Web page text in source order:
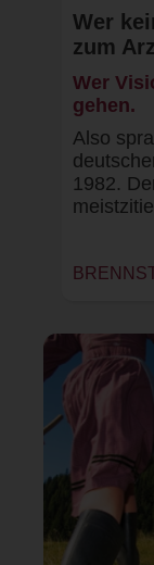
Wer
zum
Wer
gehen.
Also
1982.